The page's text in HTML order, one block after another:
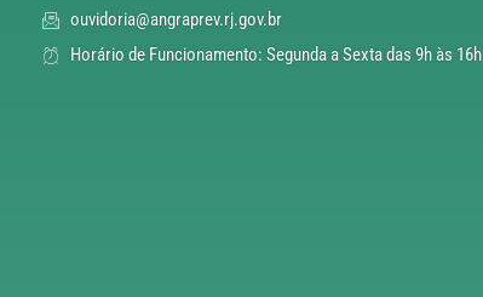
ouvidoria@angraprev.rj.gov.br
Horário de Funcionamento: Segunda a Sexta das 9h às 16h